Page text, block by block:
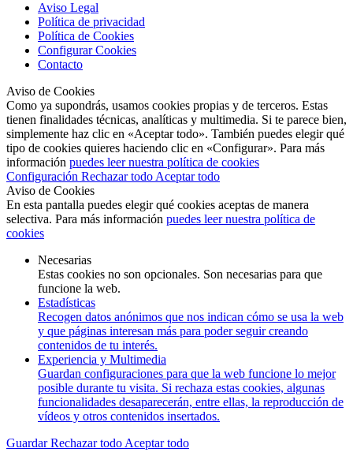
Aviso Legal
Política de privacidad
Política de Cookies
Configurar Cookies
Contacto
Aviso de Cookies
Como ya supondrás, usamos cookies propias y de terceros. Estas
tienen finalidades técnicas, analíticas y multimedia. Si te parece bien,
simplemente haz clic en «Aceptar todo». También puedes elegir qué
tipo de cookies quieres haciendo clic en «Configurar». Para más
información puedes leer nuestra política de cookies
Configuración Rechazar todo Aceptar todo
Aviso de Cookies
En esta pantalla puedes elegir qué cookies aceptas de manera
selectiva. Para más información puedes leer nuestra política de
cookies
Necesarias
Estas cookies no son opcionales. Son necesarias para que
funcione la web.
Estadísticas
Recogen datos anónimos que nos indican cómo se usa la web
y que páginas interesan más para poder seguir creando
contenidos de tu interés.
Experiencia y Multimedia
Guardan configuraciones para que la web funcione lo mejor
posible durante tu visita. Si rechaza estas cookies, algunas
funcionalidades desaparecerán, entre ellas, la reproducción de
vídeos y otros contenidos insertados.
GuardarRechazar todo Aceptar todo